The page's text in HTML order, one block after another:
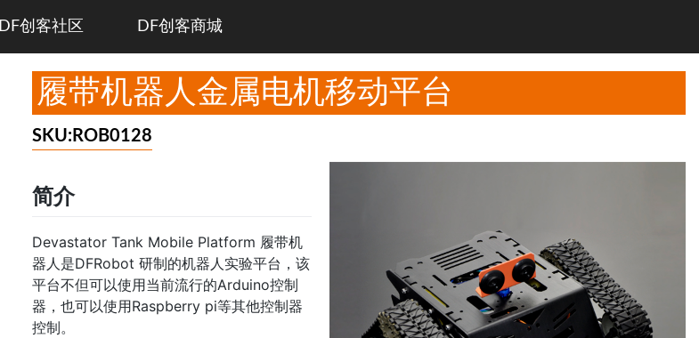
DF创客社区 DF创客商城
履带机器人金属电机移动平台
SKU:ROB0128
简介
Devastator Tank Mobile Platform 履带机
器人是DFRobot 研制的机器人实验平台，该
平台不但可以使用当前流行的Arduino控制
器，也可以使用Raspberry pi等其他控制器
控制。